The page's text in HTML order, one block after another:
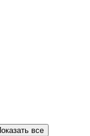
все